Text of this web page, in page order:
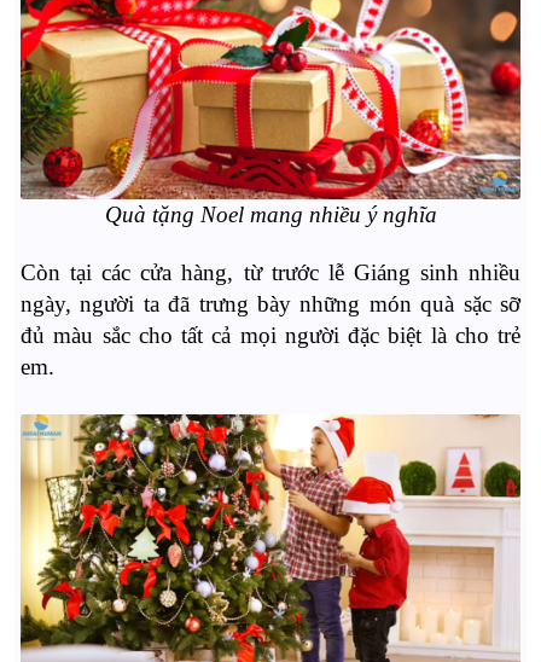
Quà tặng Noel mang nhiều ý nghĩa
Còn tại các cửa hàng, từ trước lễ Giáng sinh nhiều
ngày, người ta đã trưng bày những món quà sặc sỡ
đủ màu sắc cho tất cả mọi người đặc biệt là cho trẻ
em.